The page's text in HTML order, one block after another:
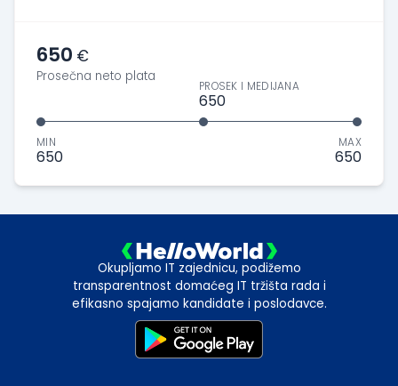
650 €
Prosečna neto plata
MIN
650
PROSEK I MEDIJANA
650
MAX
650
Okupljamo IT zajednicu, podižemo
transparentnost domaćeg IT tržišta rada i
efikasno spajamo kandidate i poslodavce.